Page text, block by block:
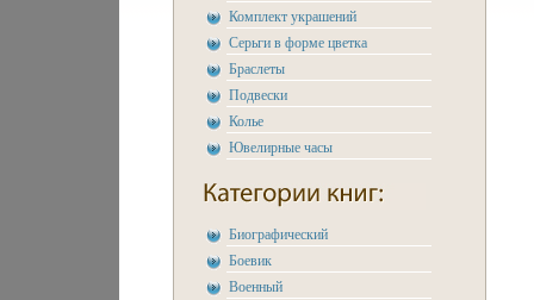
Комплект украшений
Серьги в форме цветка
Браслеты
Подвески
Колье
Ювелирные часы
Биографический
Боевик
Военный